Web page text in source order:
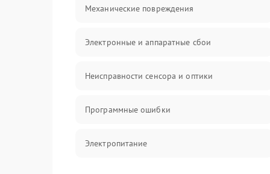
Механические повреждения
Электронные и аппаратные сбои
Неисправности сенсора и оптики
Программные ошибки
Электропитание